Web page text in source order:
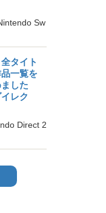
Sw
タイト
一覧を
した
レク
Direct 2